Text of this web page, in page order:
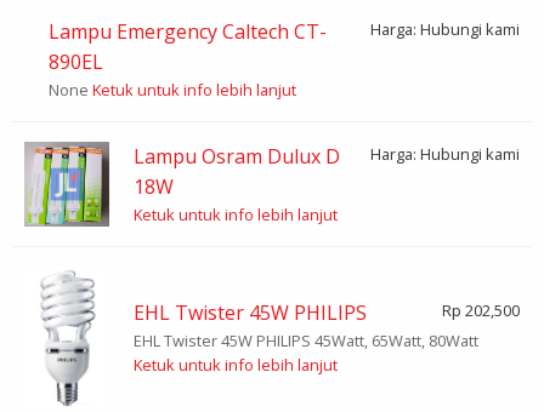
Lampu Emergency Caltech CT-
890EL
Harga: Hubungi kami
None Ketuk untuk info lebih lanjut
Lampu Osram Dulux D
18W
Harga: Hubungi kami
Ketuk untuk info lebih lanjut
EHL Twister 45W PHILIPS
Rp 202,500
EHL Twister 45W PHILIPS 45Watt, 65Watt, 80Watt
Ketuk untuk info lebih lanjut